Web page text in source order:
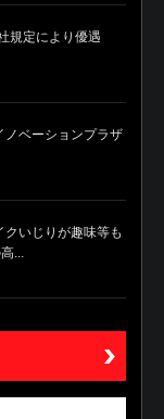
規定により優遇
ノベーションプラザ
クいじりが趣味等も
...